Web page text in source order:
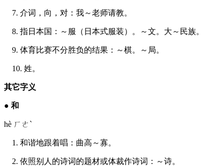
7. 介词，向，对：我～老师请教。
8. 指日本国：～服（日本式服装）。～文。大～民族。
9. 体育比赛不分胜负的结果：～棋。～局。
10. 姓。
其它字义
● 和
hè ㄏㄜˋ
1. 和谐地跟着唱：曲高～寡。
2. 依照别人的诗词的题材或体裁作诗词：～诗。